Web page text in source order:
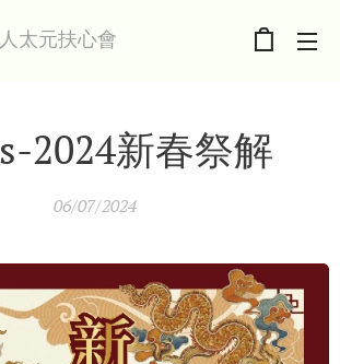
太元扶心會
2024新春祭解
06/07/2024